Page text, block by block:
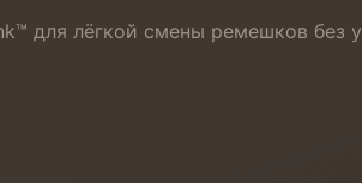
для лёгкой смены ремешков без